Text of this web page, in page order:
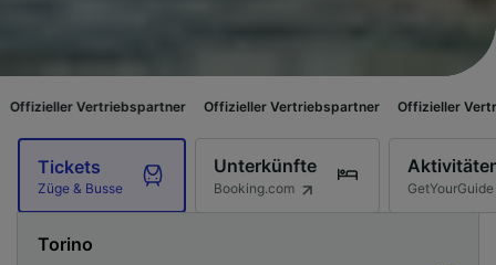
Offizieller Vertriebspartner Offizieller Vertriebspartner
Tickets
Züge & Busse
Unterkünfte
Booking.com GetYourGuide